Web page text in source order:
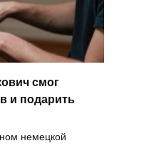
смог
и подарить
немецкой